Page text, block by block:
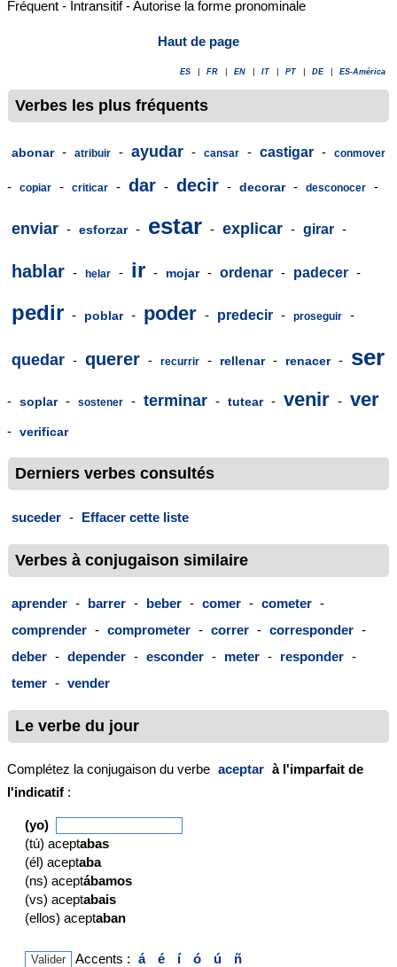
Fréquent - Intransitif - Autorise la forme pronominale
Haut de page
ES FR EN IT PT DE ES-América
Verbes les plus fréquents
abonar - atribuir - ayudar - cansar - castigar - conmover
- copiar - criticar - dar - decir - decorar - desconocer -
enviar - esforzar - estar - explicar - girar -
hablar - helar - ir - mojar - ordenar - padecer -
pedir - poblar - poder - predecir - proseguir -
quedar - querer - recurrir - rellenar - renacer - ser
- soplar - sostener - terminar - tutear - venir - ver
- verificar
Derniers verbes consultés
suceder - Effacer cette liste
Verbes à conjugaison similaire
aprender - barrer - beber - comer - cometer -
comprender - comprometer - correr - corresponder -
deber - depender - esconder - meter - responder -
temer - vender
Le verbe du jour
Complétez la conjugaison du verbe aceptar à l'imparfait de
l'indicatif :
(yo)
(tú) aceptabas
(él) aceptaba
(ns) aceptábamos
(vs) aceptabais
(ellos) aceptaban
Accents : á é í ó ú ñ